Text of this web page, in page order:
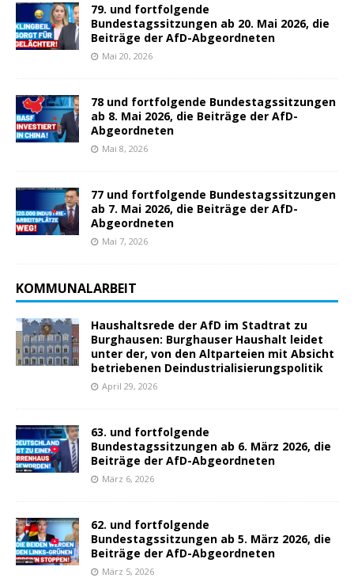
79. und fortfolgende
Bundestagssitzungen ab 20. Mai 2026, die
Beiträge der AfD-Abgeordneten
Mai 20, 2026
78 und fortfolgende Bundestagssitzungen
ab 8. Mai 2026, die Beiträge der AfD-
Abgeordneten
Mai 8, 2026
77 und fortfolgende Bundestagssitzungen
ab 7. Mai 2026, die Beiträge der AfD-
Abgeordneten
Mai 7, 2026
KOMMUNALARBEIT
Haushaltsrede der AfD im Stadtrat zu
Burghausen: Burghauser Haushalt leidet
unter der, von den Altparteien mit Absicht
betriebenen Deindustrialisierungspolitik
April 29, 2026
63. und fortfolgende
Bundestagssitzungen ab 6. März 2026, die
Beiträge der AfD-Abgeordneten
März 6, 2026
62. und fortfolgende
Bundestagssitzungen ab 5. März 2026, die
Beiträge der AfD-Abgeordneten
März 5, 2026